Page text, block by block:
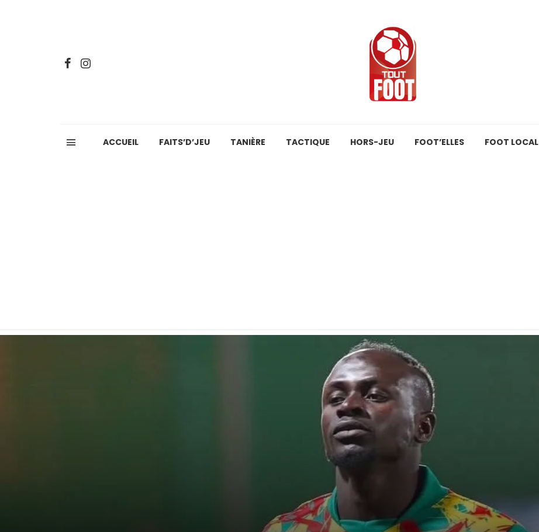
ACCUEIL FAITS’D’JEU TANIÈRE TACTIQUE HORS-JEU FOOT’ELLES FOOT LOCAL